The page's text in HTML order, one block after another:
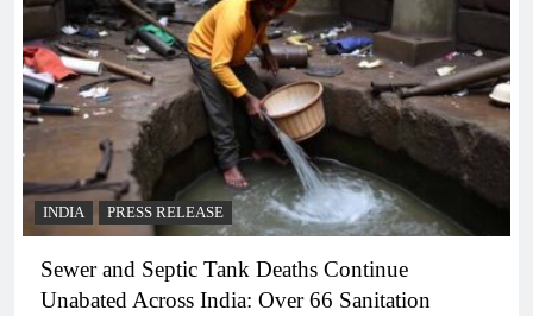
INDIA PRESS RELEASE
Sewer and Septic Tank Deaths Continue
Unabated Across India: Over 66 Sanitation